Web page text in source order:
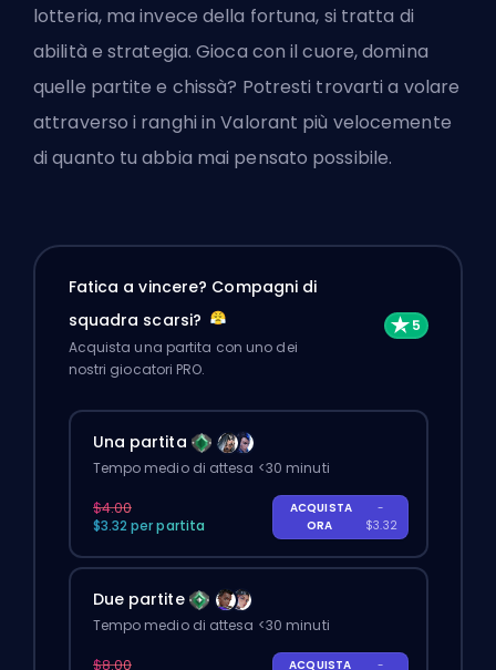
lotteria, ma invece della fortuna, si tratta di
abilità e strategia. Gioca con il cuore, domina
quelle partite e chissà? Potresti trovarti a volare
attraverso i ranghi in Valorant più velocemente
di quanto tu abbia mai pensato possibile.
Fatica a vincere? Compagni di
squadra scarsi?
Acquista una partita con uno dei
nostri giocatori PRO.
Una partita
Tempo medio di attesa <30 minuti
$4.00
$3.32 per partita
ACQUISTA
ORA
-
$3.32
Due partite
Tempo medio di attesa <30 minuti
$8.00 ACQUISTA -